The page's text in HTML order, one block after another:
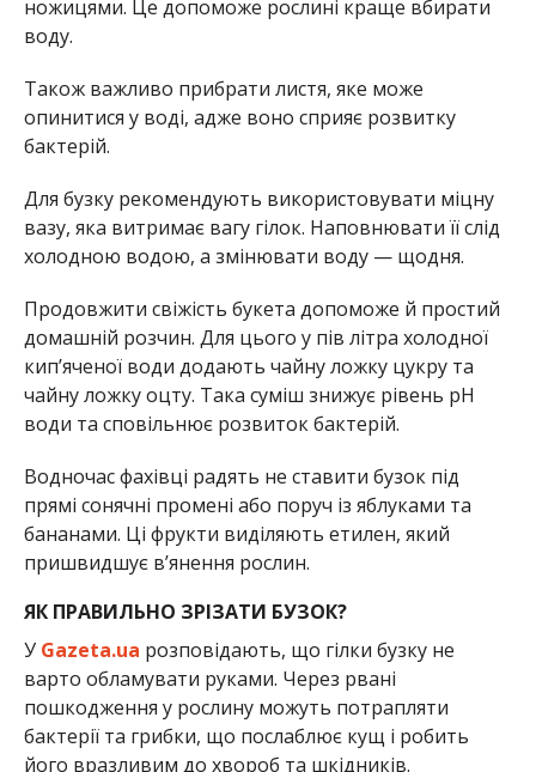
ножицями. Це допоможе рослині краще вбирати
воду.
Також важливо прибрати листя, яке може
опинитися у воді, адже воно сприяє розвитку
бактерій.
Для бузку рекомендують використовувати міцну
вазу, яка витримає вагу гілок. Наповнювати її слід
холодною водою, а змінювати воду — щодня.
Продовжити свіжість букета допоможе й простий
домашній розчин. Для цього у пів літра холодної
кип’яченої води додають чайну ложку цукру та
чайну ложку оцту. Така суміш знижує рівень pH
води та сповільнює розвиток бактерій.
Водночас фахівці радять не ставити бузок під
прямі сонячні промені або поруч із яблуками та
бананами. Ці фрукти виділяють етилен, який
пришвидшує в’янення рослин.
ЯК ПРАВИЛЬНО ЗРІЗАТИ БУЗОК?
У Gazeta.ua розповідають, що гілки бузку не
варто обламувати руками. Через рвані
пошкодження у рослину можуть потрапляти
бактерії та грибки, що послаблює кущ і робить
його вразливим до хвороб та шкідників.